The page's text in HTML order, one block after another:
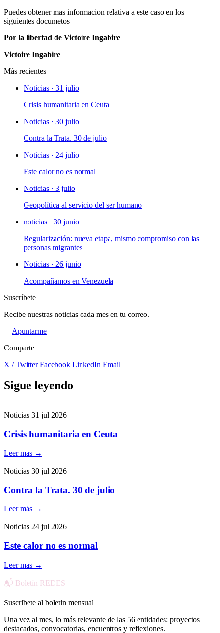
Puedes obtener mas informacion relativa a este caso en los
siguientes documetos
Por la libertad de Victoire Ingabire
Victoire Ingabire
Más recientes
Noticias · 31 julio
Crisis humanitaria en Ceuta
Noticias · 30 julio
Contra la Trata. 30 de julio
Noticias · 24 julio
Este calor no es normal
Noticias · 3 julio
Geopolítica al servicio del ser humano
noticias · 30 junio
Regularización: nueva etapa, mismo compromiso con las
personas migrantes
Noticias · 26 junio
Acompañamos en Venezuela
Suscríbete
Recibe nuestras noticias cada mes en tu correo.
Apuntarme
Comparte
X / TwitterFacebook LinkedIn Email
Sigue leyendo
Noticias 31 jul 2026
Crisis humanitaria en Ceuta
Leer más →
Noticias 30 jul 2026
Contra la Trata. 30 de julio
Leer más →
Noticias 24 jul 2026
Este calor no es normal
Leer más →
📬 Boletín REDES
Suscríbete al boletín mensual
Una vez al mes, lo más relevante de las 56 entidades: proyectos
destacados, convocatorias, encuentros y reflexiones.